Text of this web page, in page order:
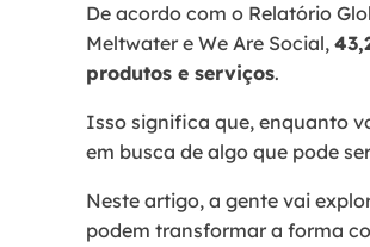
De acordo com o Relatório
Meltwater e We Are Social,
produtos e serviços.
Isso significa que, enquanto
em busca de algo que pode
Neste artigo, a gente vai
podem transformar a forma